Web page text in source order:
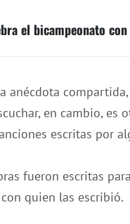
el bicampeonato
anécdota
en cambio, es
escritas por
fueron escritas
quien las escribió.